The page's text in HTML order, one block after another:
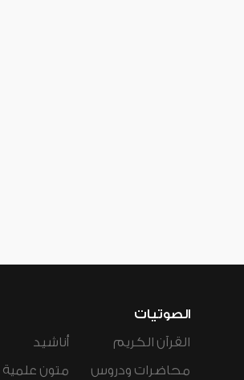
الصوتيات
القرآن الكريم
محاضرات ودروس
أناشيد
متون علمية